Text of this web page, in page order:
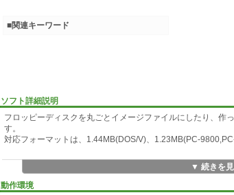
ソフト詳細説明
フロッピーディスクを丸ごとイメージファイルにしたり、作
す。
対応フォーマットは、1.44MB(DOS/V)、1.23MB(PC-
▼ 続きを
動作環境
■関連キーワード